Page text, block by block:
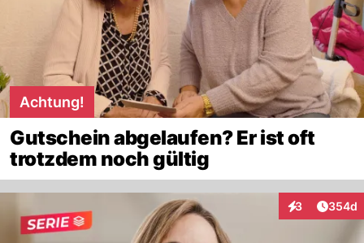
Achtung!
Gutschein abgelaufen? Er ist oft
trotzdem noch gültig
3
Interaktionen
354d